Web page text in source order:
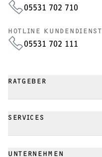
Elektroheizung
Durchlauferhitzer
05531 702 710
HOTLINE KUNDENDIENST
05531 702 111
RATGEBER
SERVICES
UNTERNEHMEN